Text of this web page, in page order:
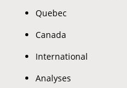
Quebec
Canada
International
Analyses